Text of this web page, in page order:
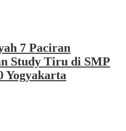
7 Paciran
Study Tiru di SMP
Yogyakarta